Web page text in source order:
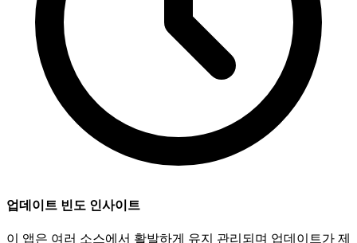
업데이트 빈도 인사이트
이 앱은 여러 소스에서 활발하게 유지 관리되며 업데이트가 제